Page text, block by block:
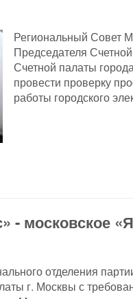
Региональный Совет
Председателя
Счетной палаты
провести проверку
работы городского
- московское
отделения
г. Москвы с